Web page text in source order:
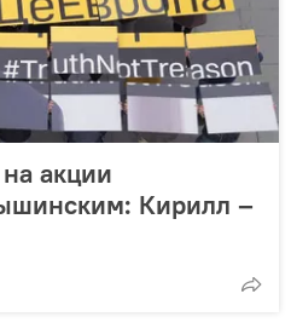
акции
Кирилл –